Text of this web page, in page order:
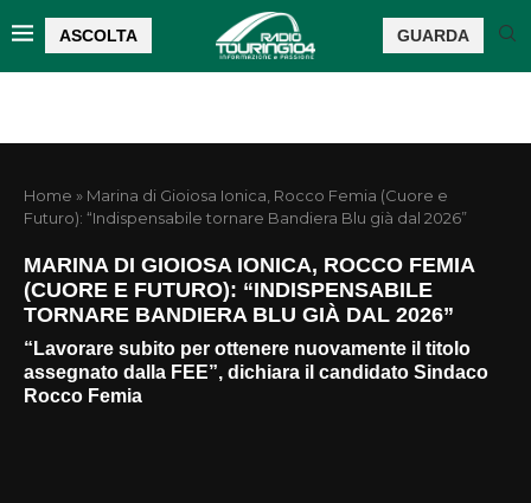
ASCOLTA GUARDA
Home » Marina di Gioiosa Ionica, Rocco Femia (Cuore e
Futuro): “Indispensabile tornare Bandiera Blu già dal 2026”
MARINA DI GIOIOSA IONICA, ROCCO FEMIA
(CUORE E FUTURO): “INDISPENSABILE
TORNARE BANDIERA BLU GIÀ DAL 2026”
“Lavorare subito per ottenere nuovamente il titolo
assegnato dalla FEE”, dichiara il candidato Sindaco
Rocco Femia